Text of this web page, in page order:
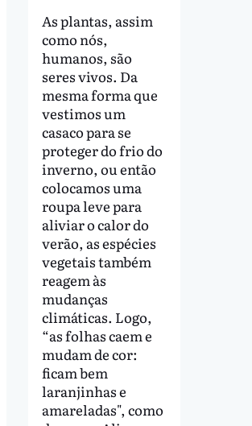
As plantas, assim
como nós,
humanos, são
seres vivos. Da
mesma forma que
vestimos um
casaco para se
proteger do frio do
inverno, ou então
colocamos uma
roupa leve para
aliviar o calor do
verão, as espécies
vegetais também
reagem às
mudanças
climáticas. Logo,
“as folhas caem e
mudam de cor:
ficam bem
laranjinhas e
amareladas", como